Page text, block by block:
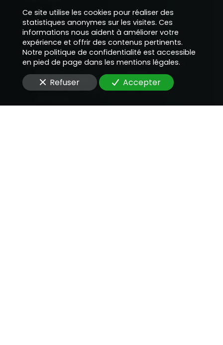
En soumettant ce formulaire, j'accepte que les
informations saisies soient utilisées pour me
recontacter dans le cadre de la relation
commerciale qui peut découler de cette
Ce site utilise les cookies pour réaliser des
statistiques anonymes sur les visites. Ces
informations nous aident à améliorer votre
expérience et offrir des contenus pertinents.
Notre politique de confidentialité est accessible
en pied de page dans les mentions légales.
Refuser Accepter